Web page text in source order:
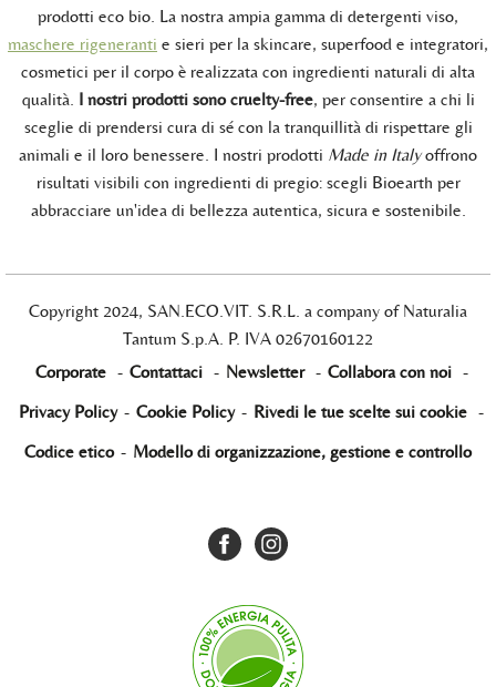
prodotti eco bio. La nostra ampia gamma di detergenti viso,
maschere rigeneranti e sieri per la skincare, superfood e integratori,
cosmetici per il corpo è realizzata con ingredienti naturali di alta
qualità. I nostri prodotti sono cruelty-free, per consentire a chi li
sceglie di prendersi cura di sé con la tranquillità di rispettare gli
animali e il loro benessere. I nostri prodotti Made in Italyoffrono
risultati visibili con ingredienti di pregio: scegli Bioearth per
abbracciare un'idea di bellezza autentica, sicura e sostenibile.
Copyright 2024, SAN.ECO.VIT. S.R.L. a company of Naturalia
Tantum S.p.A. P. IVA 02670160122
Corporate - Contattaci - Newsletter - Collabora con noi -
Privacy Policy - Cookie Policy - Rivedi le tue scelte sui cookie -
Codice etico - Modello di organizzazione, gestione e controllo